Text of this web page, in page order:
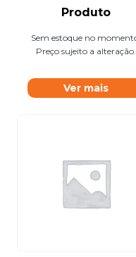
Produto
Sem estoque no
Preço sujeito a alteração.
Ver mais